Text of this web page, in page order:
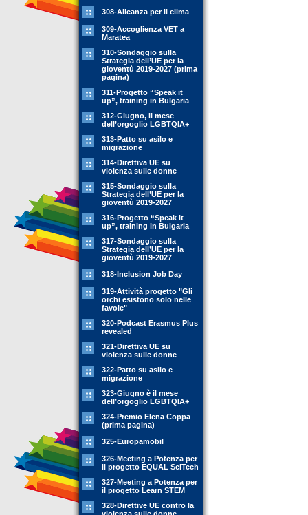
308-Alleanza per il clima
309-Accoglienza VET a
Maratea
310-Sondaggio sulla
Strategia dell’UE per la
gioventù 2019-2027 (prima
pagina)
311-Progetto “Speak it
up”, training in Bulgaria
312-Giugno, il mese
dell’orgoglio LGBTQIA+
313-Patto su asilo e
migrazione
314-Direttiva UE su
violenza sulle donne
315-Sondaggio sulla
Strategia dell’UE per la
gioventù 2019-2027
316-Progetto “Speak it
up”, training in Bulgaria
317-Sondaggio sulla
Strategia dell’UE per la
gioventù 2019-2027
318-Inclusion Job Day
319-Attività progetto "Gli
orchi esistono solo nelle
favole"
320-Podcast Erasmus Plus
revealed
321-Direttiva UE su
violenza sulle donne
322-Patto su asilo e
migrazione
323-Giugno è il mese
dell’orgoglio LGBTQIA+
324-Premio Elena Coppa
(prima pagina)
325-Europamobil
326-Meeting a Potenza per
il progetto EQUAL SciTech
327-Meeting a Potenza per
il progetto Learn STEM
328-Direttive UE contro la